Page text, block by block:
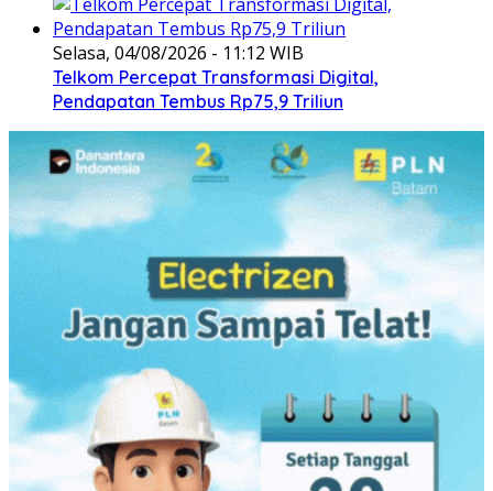
Selasa, 04/08/2026 - 11:12 WIB
Telkom Percepat Transformasi Digital,
Pendapatan Tembus Rp75,9 Triliun